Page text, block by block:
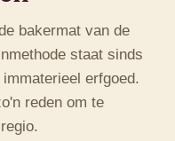
bakermat van de
staat sinds
erfgoed.
reden om te